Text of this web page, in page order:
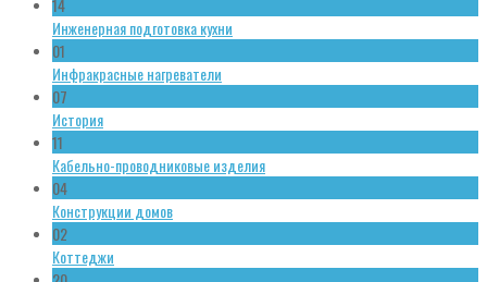
14
Инженерная подготовка кухни
01
Инфракрасные нагреватели
07
История
11
Кабельно-проводниковые изделия
04
Конструкции домов
02
Коттеджи